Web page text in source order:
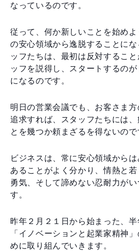
なっているのです。
従って、何か新しいことを始め
の安心領域から逸脱することに
ッフたちは、最初は反対するこ
ッフを説得し、スタートするの
になるのです。
明日の営業会議でも、お客さま
追求すれば、スタッフたちには、
とを幾つか頼まざるを得ないので
ビジネスは、常に安心領域から
あることがよく分かり、情熱と若
勇気、そして諦めない忍耐力が
す。
昨年２月２１日から始まった、半
「イノベーションと起業家精神
めに取り組んでいきます。